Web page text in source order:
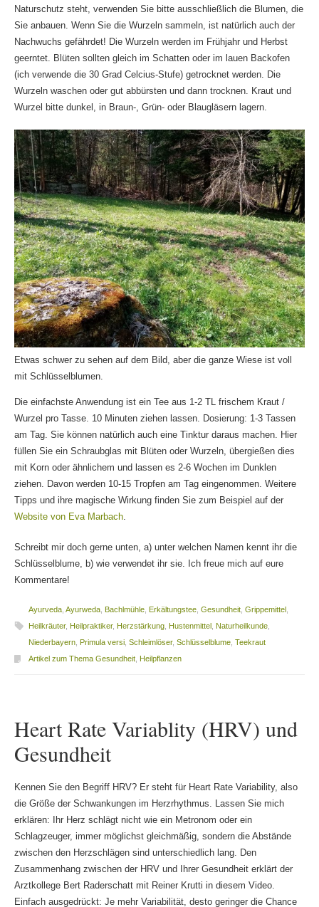
Naturschutz steht, verwenden Sie bitte ausschließlich die Blumen, die
Sie anbauen. Wenn Sie die Wurzeln sammeln, ist natürlich auch der
Nachwuchs gefährdet! Die Wurzeln werden im Frühjahr und Herbst
geerntet. Blüten sollten gleich im Schatten oder im lauen Backofen
(ich verwende die 30 Grad Celcius-Stufe) getrocknet werden. Die
Wurzeln waschen oder gut abbürsten und dann trocknen. Kraut und
Wurzel bitte dunkel, in Braun-, Grün- oder Blaugläsern lagern.
Etwas schwer zu sehen auf dem Bild, aber die ganze Wiese ist voll
mit Schlüsselblumen.
Die einfachste Anwendung ist ein Tee aus 1-2 TL frischem Kraut /
Wurzel pro Tasse. 10 Minuten ziehen lassen. Dosierung: 1-3 Tassen
am Tag. Sie können natürlich auch eine Tinktur daraus machen. Hier
füllen Sie ein Schraubglas mit Blüten oder Wurzeln, übergießen dies
mit Korn oder ähnlichem und lassen es 2-6 Wochen im Dunklen
ziehen. Davon werden 10-15 Tropfen am Tag eingenommen. Weitere
Tipps und ihre magische Wirkung finden Sie zum Beispiel auf der
Website von Eva Marbach.
Schreibt mir doch gerne unten, a) unter welchen Namen kennt ihr die
Schlüsselblume, b) wie verwendet ihr sie. Ich freue mich auf eure
Kommentare!
Ayurveda, Ayurweda, Bachlmühle, Erkältungstee, Gesundheit, Grippemittel,
Heilkräuter, Heilpraktiker, Herzstärkung, Hustenmittel, Naturheilkunde,
Niederbayern, Primula versi, Schleimlöser, Schlüsselblume, Teekraut
Artikel zum Thema Gesundheit, Heilpflanzen
Heart Rate Variablity (HRV) und
Gesundheit
Kennen Sie den Begriff HRV? Er steht für Heart Rate Variability, also
die Größe der Schwankungen im Herzrhythmus. Lassen Sie mich
erklären: Ihr Herz schlägt nicht wie ein Metronom oder ein
Schlagzeuger, immer möglichst gleichmäßig, sondern die Abstände
zwischen den Herzschlägen sind unterschiedlich lang. Den
Zusammenhang zwischen der HRV und Ihrer Gesundheit erklärt der
Arztkollege Bert Raderschatt mit Reiner Krutti in diesem Video.
Einfach ausgedrückt: Je mehr Variabilität, desto geringer die Chance